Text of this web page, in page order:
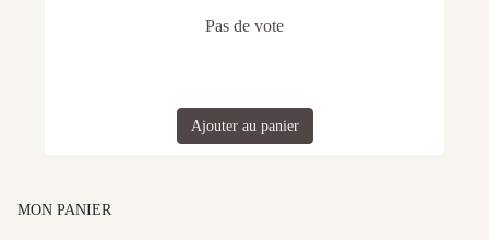
Pas de vote
Ajouter au panier
MON PANIER